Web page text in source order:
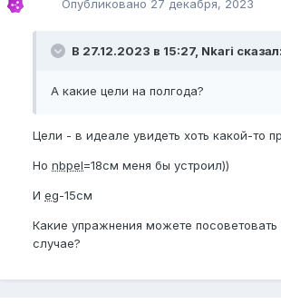
Опубликовано 27 декабря, 2023
В 27.12.2023 в 15:27, Nkari сказал:
А какие цели на полгода?
Цели - в идеале увидеть хоть какой-то
Но nbpel=18см меня бы устроил))
И eg-15см
Какие упражнения можете
случае?